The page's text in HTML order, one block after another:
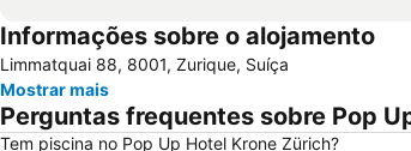
Informações sobre o alojamento
Limmatquai 88, 8001, Zurique, Suíça
Mostrar mais
Perguntas frequentes sobre Pop
Tem piscina no Pop Up Hotel Krone Zürich?